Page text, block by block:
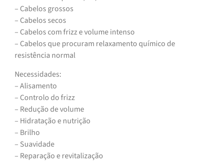
– Cabelos grossos
– Cabelos secos
– Cabelos com frizz e volume intenso
– Cabelos que procuram relaxamento químico de
resistência normal
Necessidades:
– Alisamento
– Controlo do frizz
– Redução de volume
– Hidratação e nutrição
– Brilho
– Suavidade
– Reparação e revitalização